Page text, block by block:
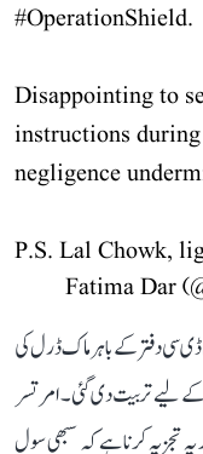
#OperationShield.
Disappointing to
instructions
negligence
P.S. Lal Chowk,
سی دفتر کے باہر ماک ڈرل کی
لیے تربیت دی گئی۔ امرتسر
تجزیہ کرنا ہے کہ سبھی سول